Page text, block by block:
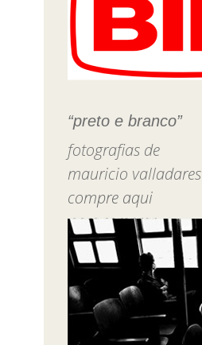
“preto e branco”
fotografias de
mauricio valladares
compre aqui